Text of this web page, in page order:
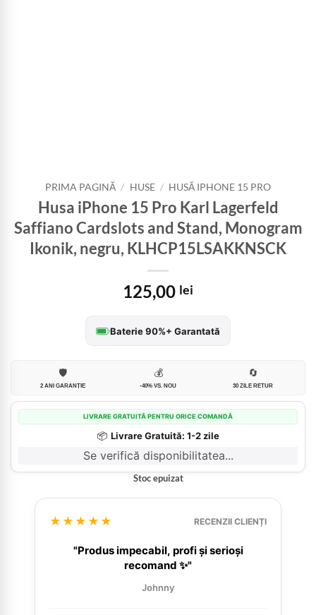
PRIMA PAGINĂ / HUSE / HUSĂ IPHONE 15 PRO
Husa iPhone 15 Pro Karl Lagerfeld
Saffiano Cardslots and Stand, Monogram
Ikonik, negru, KLHCP15LSAKKNSCK
125,00 lei
Baterie 90%+ Garantată
🛡️
2 ANI GARANȚIE
💰
-40% VS. NOU
🔄
30 ZILE RETUR
LIVRARE GRATUITĂ PENTRU ORICE COMANDĂ
📦 Livrare Gratuită: 1-2 zile
Se verifică disponibilitatea...
Stoc epuizat
★★★★★ RECENZII CLIENȚI
"Produs impecabil, profi și serioși
recomand ✨"
Johnny